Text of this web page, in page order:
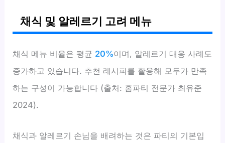
채식 및 알레르기 고려 메뉴
채식 메뉴 비율은 평균 20%이며, 알레르기 대응 사례도
증가하고 있습니다. 추천 레시피를 활용해 모두가 만족
하는 구성이 가능합니다 (출처: 홈파티 전문가 최유준
2024).
채식과 알레르기 손님을 배려하는 것은 파티의 기본입